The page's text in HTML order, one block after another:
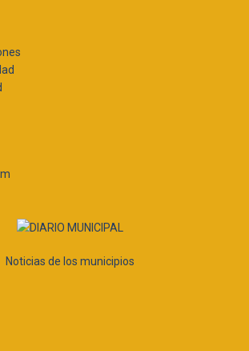
Noticias de los municipios